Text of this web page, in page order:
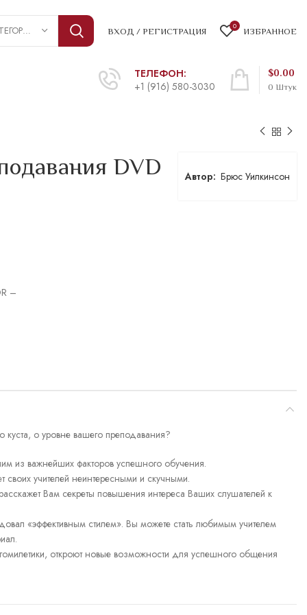
ВЫБРАТЬ КАТЕГОРИЮ ВХОД / РЕГИСТРАЦИЯ 0 ИЗБРАННОЕ
ТЕЛЕФОН:
+1 (916) 580-3030
0 Штук
$0.00
Брюс Уилкинсон
DVD
–
о уровне вашего преподавания?
из важнейших факторов успешного обучения.
своих учителей неинтересными и скучными.
Вам секреты повышения интереса Ваших слушателей к
«эффективным стилем». Вы можете стать любимым учителем
откроют новые возможности для успешного общения